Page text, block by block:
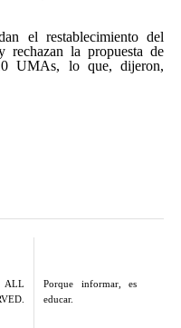
el restablecimiento del
rechazan la propuesta de
UMAs, lo que, dijeron,
Porque informar, es
educar.